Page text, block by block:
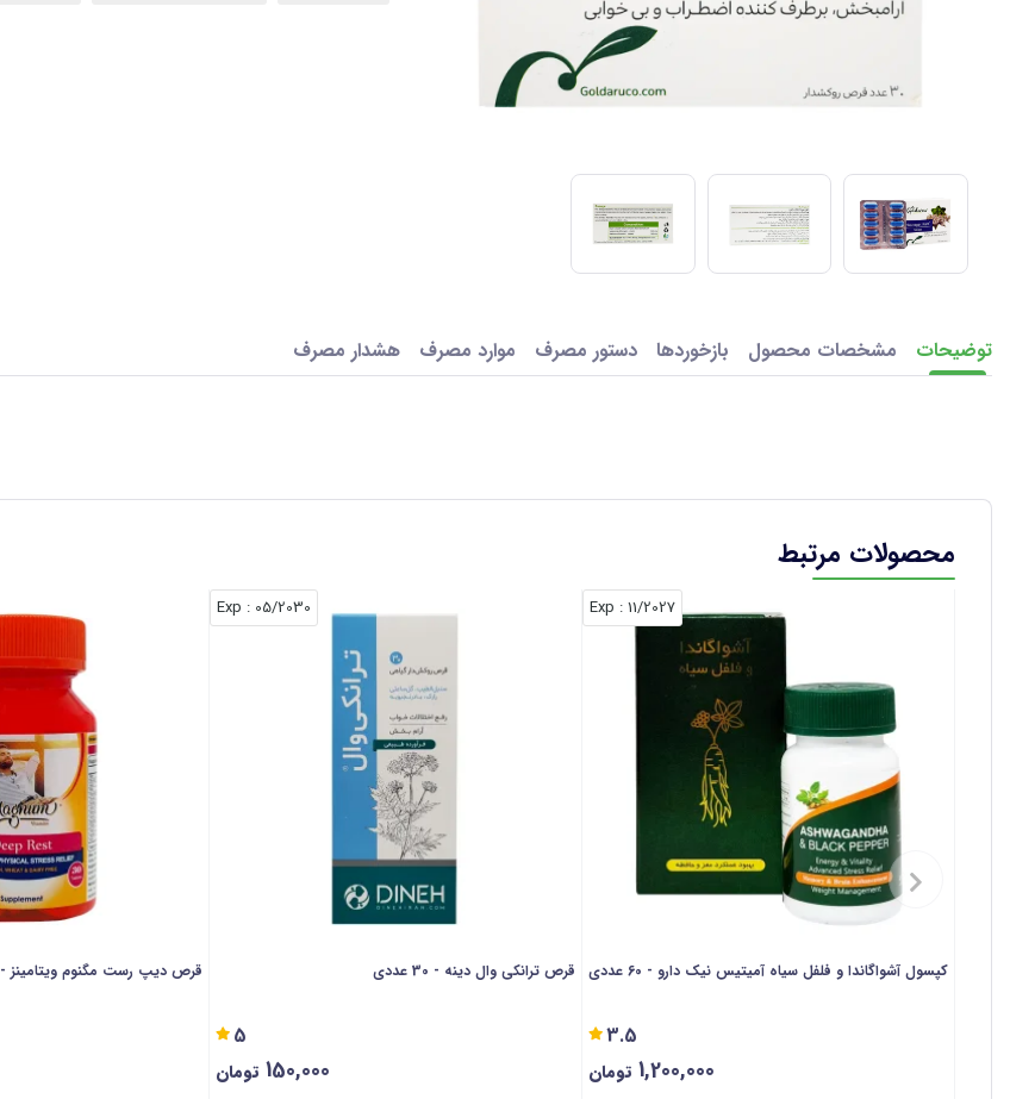
توضیحات مشخصات محصول بازخوردها دستور مصرف موارد مصرف هشدار مصرف
محصولات مرتبط
11/2027
: Exp
کپسول آشواگاندا و فلفل سیاه آمیتیس نیک دارو - 60 عددی
3.5
1,200,000 تومان
05/2030
: Exp
قرص ترانکی وال دینه - 30 عددی
5
150,000 تومان
قرص دیپ رست مگنوم ویتامینز - 30 عددی